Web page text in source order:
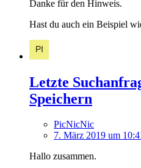
Danke für den Hinweis.
Hast du auch ein Beispiel
Letzte
Speichern
PicNicNic
7. März 2019 um
Hallo zusammen.